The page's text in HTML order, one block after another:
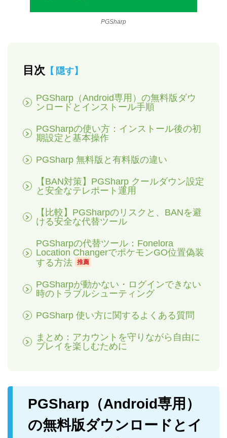
PGSharp
目次 隠す
PGSharp（Android専用）の無料版ダウ
ンロードとインストール手順
PGSharpの使い方：インストール後の初
期設定と基本操作
PGSharp 無料版と有料版の違い
【BAN対策】PGSharp クールダウン設定
と安全なテレポート運用
【比較】PGSharpのリスクと、BANを避
ける安全な代替ツール
PGSharpの代替ツール：Fonelora
Location ChangerでポケモンGO位置偽装
する方法
推薦
PGSharpが動かない・ログインできない
時のトラブルシューティング
PGSharp 使い方に関するよくある質問
まとめ：アカウントを守りながら自由に
プレイを楽しむために
PGSharp（Android専用）
の無料版ダウンロードとイ